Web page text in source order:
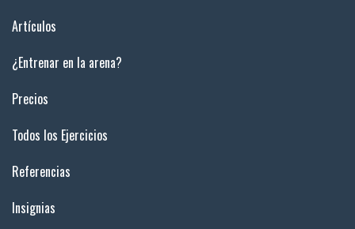
Artículos
¿Entrenar en la arena?
Precios
Todos los Ejercicios
Referencias
Insignias